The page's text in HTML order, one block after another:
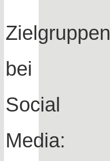
Zielgruppen
bei
Social
Media: